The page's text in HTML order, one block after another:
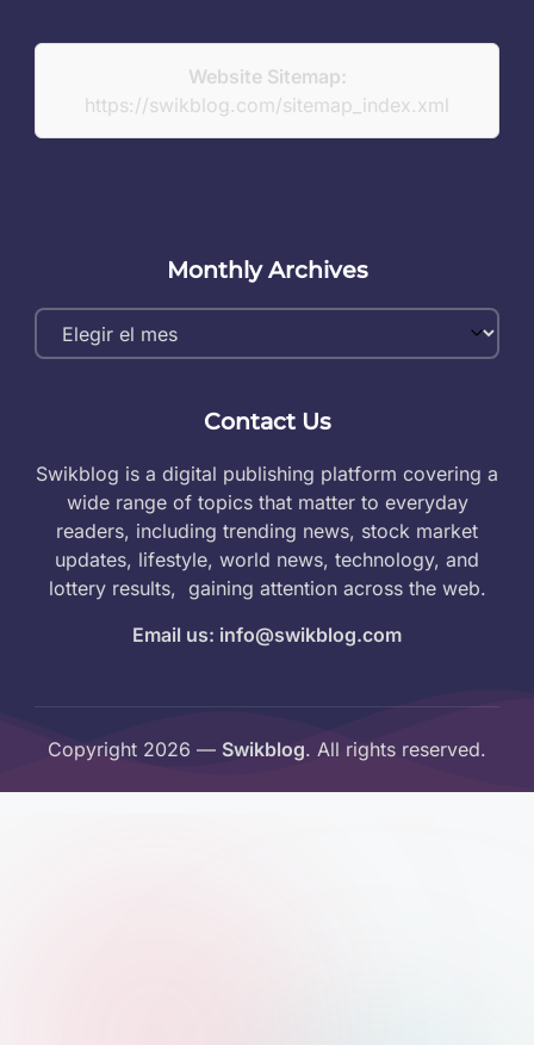
Website Sitemap:
https://swikblog.com/sitemap_index.xml
Monthly Archives
Monthly
Archives
Contact Us
Swikblog is a digital publishing platform covering a
wide range of topics that matter to everyday
readers, including trending news, stock market
updates, lifestyle, world news, technology, and
lottery results, gaining attention across the web.
Email us: info@swikblog.com
Copyright 2026 — Swikblog. All rights reserved.